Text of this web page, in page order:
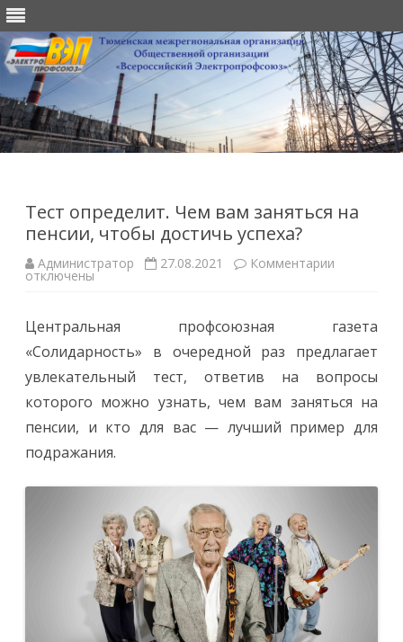
Тест определит. Чем вам заняться на
пенсии, чтобы достичь успеха?
Администратор 27.08.2021 Комментарии
вам
на
чтобы
достичь
успеха?
отключены
Центральная профсоюзная газета
«Солидарность» в очередной раз предлагает
увлекательный тест, ответив на вопросы
которого можно узнать, чем вам заняться на
пенсии, и кто для вас — лучший пример для
подражания.